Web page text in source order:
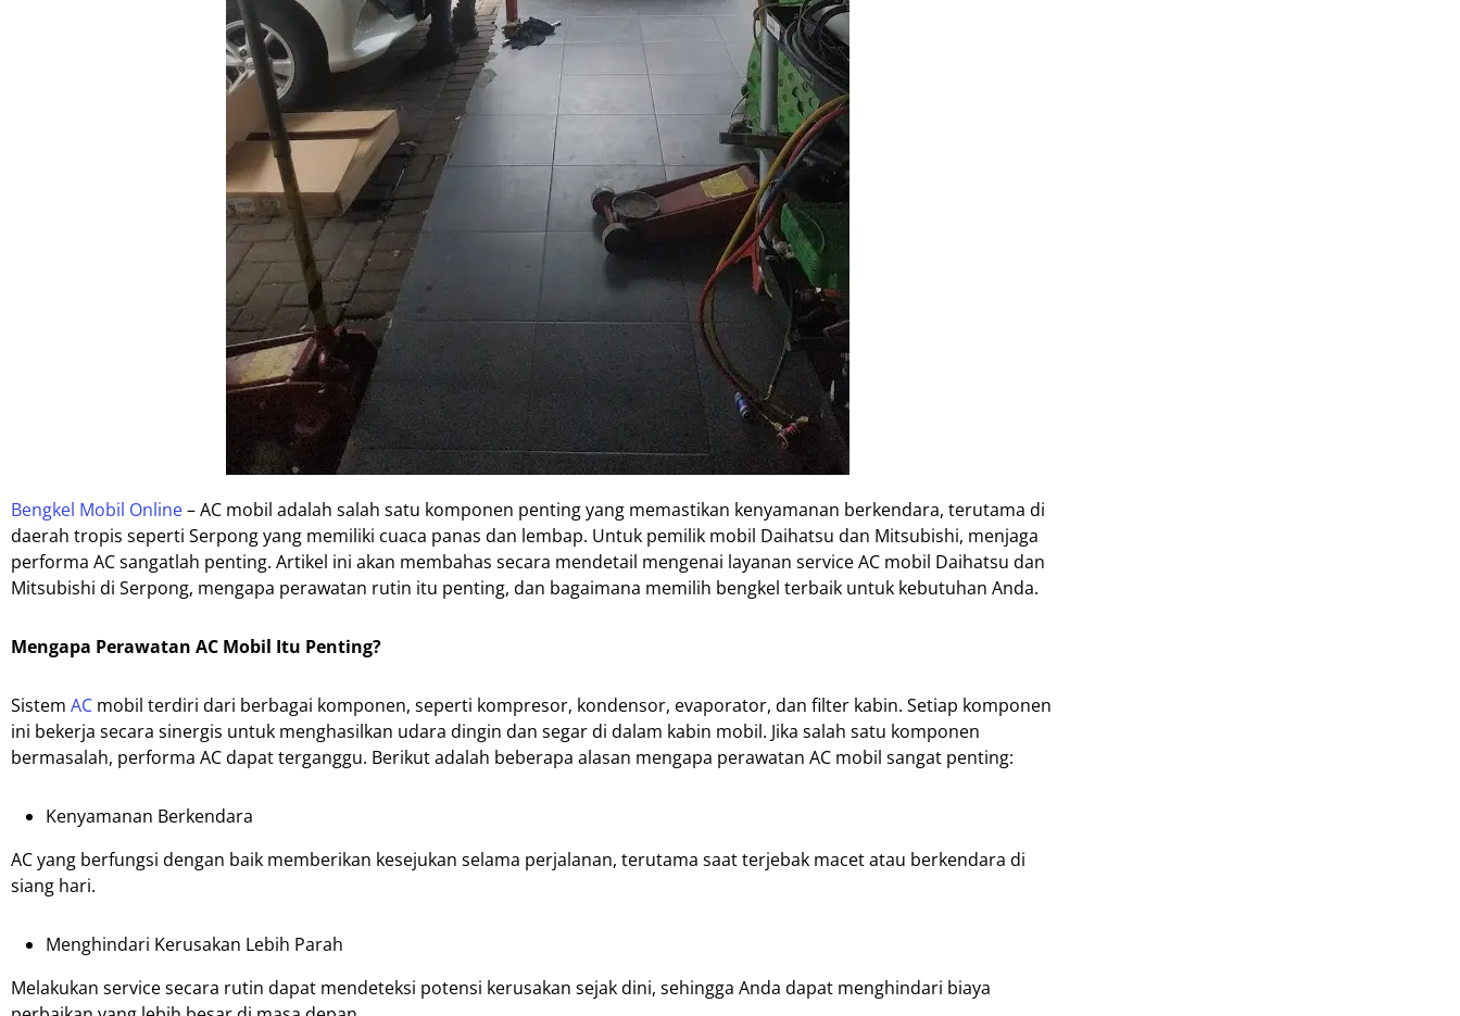
Bengkel Mobil Online– AC mobil adalah salah satu komponen penting yang memastikan kenyamanan berkendara, terutama di
daerah tropis seperti Serpong yang memiliki cuaca panas dan lembap. Untuk pemilik mobil Daihatsu dan Mitsubishi, menjaga
performa AC sangatlah penting. Artikel ini akan membahas secara mendetail mengenai layanan service AC mobil Daihatsu dan
Mitsubishi di Serpong, mengapa perawatan rutin itu penting, dan bagaimana memilih bengkel terbaik untuk kebutuhan Anda.
Mengapa Perawatan AC Mobil Itu Penting?
Sistem AC mobil terdiri dari berbagai komponen, seperti kompresor, kondensor, evaporator, dan filter kabin. Setiap komponen
ini bekerja secara sinergis untuk menghasilkan udara dingin dan segar di dalam kabin mobil. Jika salah satu komponen
bermasalah, performa AC dapat terganggu. Berikut adalah beberapa alasan mengapa perawatan AC mobil sangat penting:
Kenyamanan Berkendara
AC yang berfungsi dengan baik memberikan kesejukan selama perjalanan, terutama saat terjebak macet atau berkendara di
siang hari.
Menghindari Kerusakan Lebih Parah
Melakukan service secara rutin dapat mendeteksi potensi kerusakan sejak dini, sehingga Anda dapat menghindari biaya